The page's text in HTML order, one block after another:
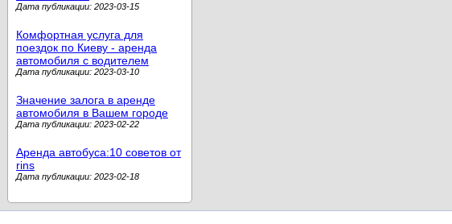
Дата публикации: 2023-03-15
Комфортная услуга для
поездок по Киеву - аренда
автомобиля с водителем
Дата публикации: 2023-03-10
Значение залога в аренде
автомобиля в Вашем городе
Дата публикации: 2023-02-22
Аренда автобуса:10 советов от
rins
Дата публикации: 2023-02-18